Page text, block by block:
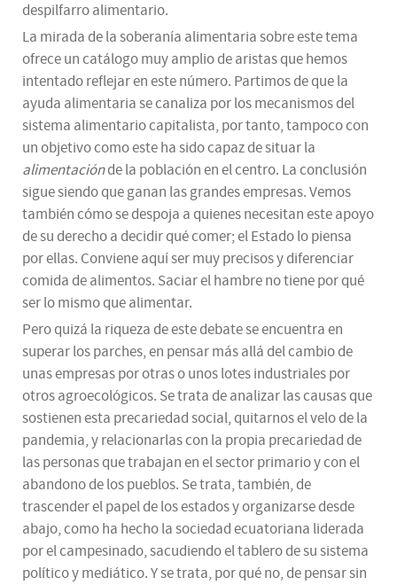
despilfarro alimentario.
La mirada de la soberanía alimentaria sobre este tema
ofrece un catálogo muy amplio de aristas que hemos
intentado reflejar en este número. Partimos de que la
ayuda alimentaria se canaliza por los mecanismos del
sistema alimentario capitalista, por tanto, tampoco con
un objetivo como este ha sido capaz de situar la
alimentaciónde la población en el centro. La conclusión
sigue siendo que ganan las grandes empresas. Vemos
también cómo se despoja a quienes necesitan este apoyo
de su derecho a decidir qué comer; el Estado lo piensa
por ellas. Conviene aquí ser muy precisos y diferenciar
comida de alimentos. Saciar el hambre no tiene por qué
ser lo mismo que alimentar.
Pero quizá la riqueza de este debate se encuentra en
superar los parches, en pensar más allá del cambio de
unas empresas por otras o unos lotes industriales por
otros agroecológicos. Se trata de analizar las causas que
sostienen esta precariedad social, quitarnos el velo de la
pandemia, y relacionarlas con la propia precariedad de
las personas que trabajan en el sector primario y con el
abandono de los pueblos. Se trata, también, de
trascender el papel de los estados y organizarse desde
abajo, como ha hecho la sociedad ecuatoriana liderada
por el campesinado, sacudiendo el tablero de su sistema
político y mediático. Y se trata, por qué no, de pensar sin